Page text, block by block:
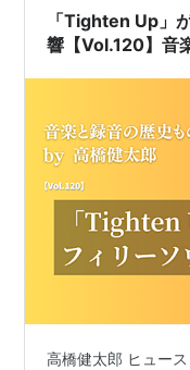
「Tighten Up」
響【Vol.120】音
高橋健太郎 ヒュー